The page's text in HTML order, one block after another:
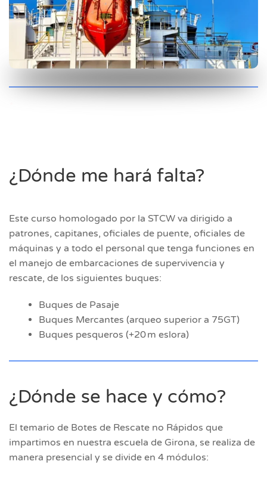
¿Dónde me hará falta?
Este curso homologado por la STCW va dirigido a
patrones, capitanes, oficiales de puente, oficiales de
máquinas y a todo el personal que tenga funciones en
el manejo de embarcaciones de supervivencia y
rescate, de los siguientes buques:
Buques de Pasaje
Buques Mercantes (arqueo superior a 75GT)
Buques pesqueros (+20 m eslora)
¿Dónde se hace y cómo?
El temario de Botes de Rescate no Rápidos que
impartimos en nuestra escuela de Girona, se realiza de
manera presencial y se divide en 4 módulos: